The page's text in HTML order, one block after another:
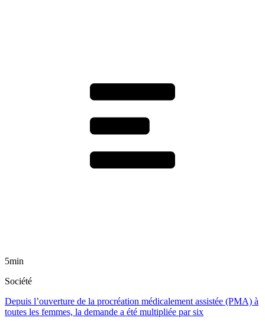
5min
Société
Depuis l’ouverture de la procréation médicalement assistée (PMA) à
toutes les femmes, la demande a été multipliée par six